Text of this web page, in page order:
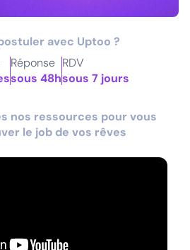
avec Uptoo ?
Réponse
sous 48h
RDV
sous 7 jours
nos ressources pour vous
le job de vos rêves